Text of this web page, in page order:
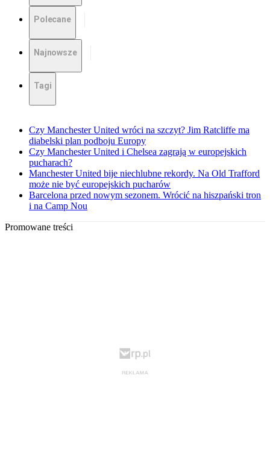
Polecane
Najnowsze
Tagi
Czy Manchester United wróci na szczyt? Jim Ratcliffe ma
diabelski plan podboju Europy
Czy Manchester United i Chelsea zagrają w europejskich
pucharach?
Manchester United bije niechlubne rekordy. Na Old Trafford
może nie być europejskich pucharów
Barcelona przed nowym sezonem. Wrócić na hiszpański tron
i na Camp Nou
Promowane treści